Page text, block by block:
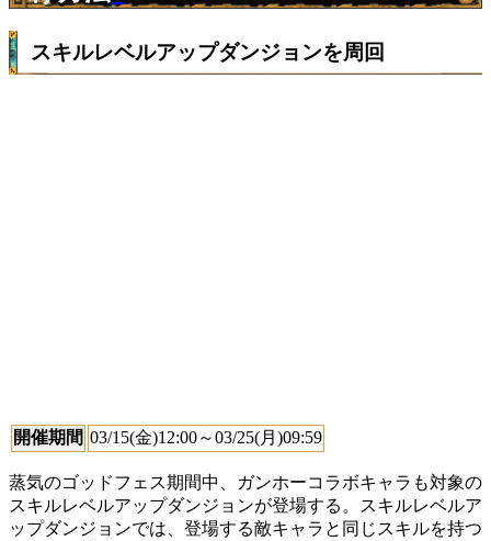
スキルレベルアップダンジョンを周回
開催期間 03/15(金)12:00～03/25(月)09:59
蒸気のゴッドフェス期間中、ガンホーコラボキャラも対象の
スキルレベルアップダンジョンが登場する。スキルレベルア
ップダンジョンでは、登場する敵キャラと同じスキルを持つ